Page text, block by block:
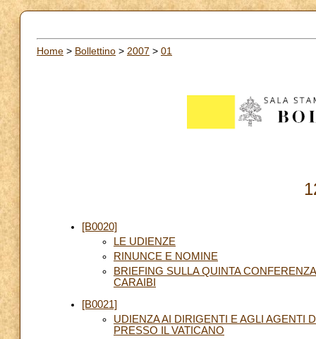
Home > Bollettino > 2007 > 01
[B0020]
LE UDIENZE
RINUNCE E NOMINE
BRIEFING SULLA QUINTA
CARAIBI
[B0021]
UDIENZA AI DIRIGENTI E AGLI AGENTI
PRESSO IL VATICANO